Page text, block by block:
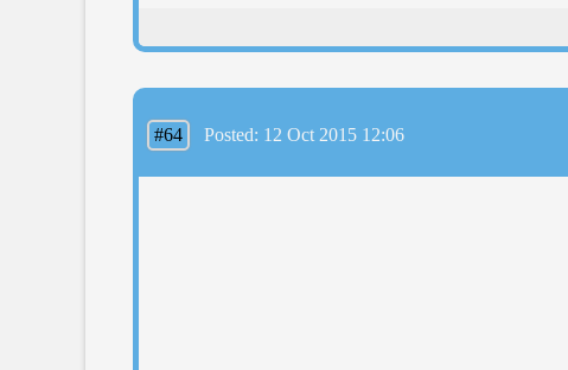
#64 Posted: 12 Oct 2015 12:06